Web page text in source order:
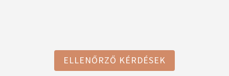
ELLENŐRZŐ KÉRDÉSEK